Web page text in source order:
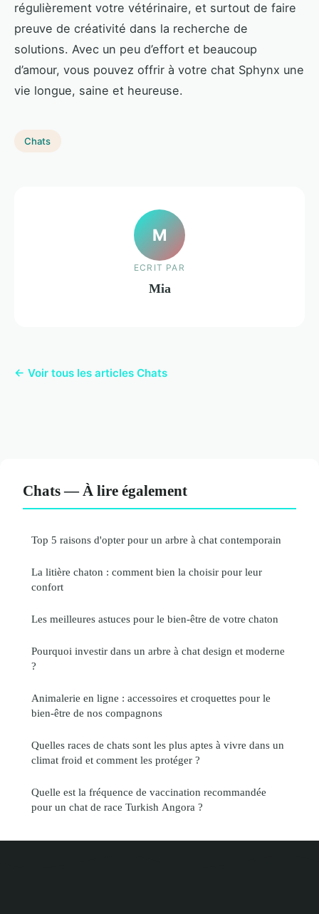
régulièrement votre vétérinaire, et surtout de faire
preuve de créativité dans la recherche de
solutions. Avec un peu d’effort et beaucoup
d’amour, vous pouvez offrir à votre chat Sphynx une
vie longue, saine et heureuse.
Chats
M
ECRIT PAR
Mia
← Voir tous les articles Chats
Chats — À lire également
Top 5 raisons d'opter pour un arbre à chat contemporain
La litière chaton : comment bien la choisir pour leur
confort
Les meilleures astuces pour le bien-être de votre chaton
Pourquoi investir dans un arbre à chat design et moderne
?
Animalerie en ligne : accessoires et croquettes pour le
bien-être de nos compagnons
Quelles races de chats sont les plus aptes à vivre dans un
climat froid et comment les protéger ?
Quelle est la fréquence de vaccination recommandée
pour un chat de race Turkish Angora ?